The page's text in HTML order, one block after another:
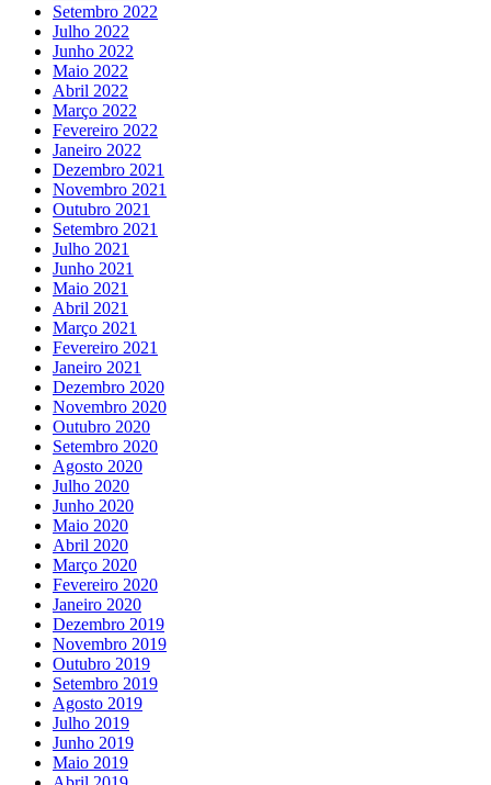
Setembro 2022
Julho 2022
Junho 2022
Maio 2022
Abril 2022
Março 2022
Fevereiro 2022
Janeiro 2022
Dezembro 2021
Novembro 2021
Outubro 2021
Setembro 2021
Julho 2021
Junho 2021
Maio 2021
Abril 2021
Março 2021
Fevereiro 2021
Janeiro 2021
Dezembro 2020
Novembro 2020
Outubro 2020
Setembro 2020
Agosto 2020
Julho 2020
Junho 2020
Maio 2020
Abril 2020
Março 2020
Fevereiro 2020
Janeiro 2020
Dezembro 2019
Novembro 2019
Outubro 2019
Setembro 2019
Agosto 2019
Julho 2019
Junho 2019
Maio 2019